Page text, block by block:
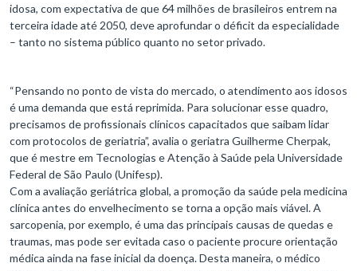
idosa, com expectativa de que 64 milhões de brasileiros entrem na
terceira idade até 2050, deve aprofundar o déficit da especialidade
– tanto no sistema público quanto no setor privado.
“Pensando no ponto de vista do mercado, o atendimento aos idosos
é uma demanda que está reprimida. Para solucionar esse quadro,
precisamos de profissionais clínicos capacitados que saibam lidar
com protocolos de geriatria”, avalia o geriatra Guilherme Cherpak,
que é mestre em Tecnologias e Atenção à Saúde pela Universidade
Federal de São Paulo (Unifesp).
Com a avaliação geriátrica global, a promoção da saúde pela medicina
clínica antes do envelhecimento se torna a opção mais viável. A
sarcopenia, por exemplo, é uma das principais causas de quedas e
traumas, mas pode ser evitada caso o paciente procure orientação
médica ainda na fase inicial da doença. Desta maneira, o médico